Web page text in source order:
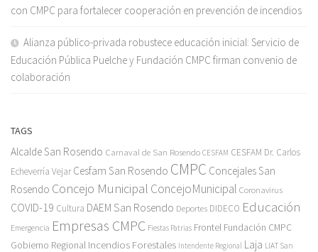
con CMPC para fortalecer cooperación en prevención de incendios
Alianza público-privada robustece educación inicial: Servicio de
Educación Pública Puelche y Fundación CMPC firman convenio de
colaboración
TAGS
Alcalde San Rosendo Carnaval de San Rosendo CESFAM CESFAM Dr. Carlos
Echeverría Vejar Cesfam San Rosendo CMPC Concejales San
Rosendo Concejo Municipal ConcejoMunicipal Coronavirus
COVID-19 Cultura DAEM San Rosendo Deportes DIDECO Educación
Emergencia Empresas CMPC Fiestas Patrias Frontel Fundación CMPC
Gobierno Regional Incendios Forestales Intendente Regional Laja LIAT San